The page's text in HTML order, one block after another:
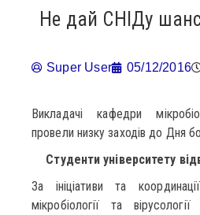
Не дай СНІДу шанс
Super User 05/12/2016
Викладачі кафедри
провели низку заходів до Дня
Студенти університету
За ініціативи та
мікробіології та